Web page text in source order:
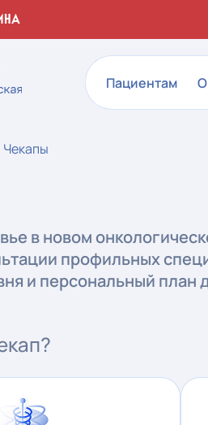
Пациентам
Чекапы
в новом
профильных
и персональный план